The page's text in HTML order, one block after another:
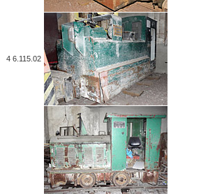
4 6.115.02